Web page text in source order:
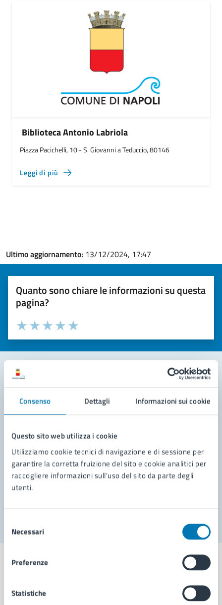
Consenso Dettagli Informazioni sui cookie
Questo sito web utilizza i cookie
Utilizziamo cookie tecnici di navigazione e di sessione per
garantire la corretta fruizione del sito e cookie analitici per
raccogliere informazioni sull'uso del sito da parte degli
utenti.
delNecessari
Preferenze
Statistiche
Biblioteca Antonio Labriola
Piazza Pacichelli, 10 - S. Giovanni a Teduccio, 80146
Leggi di più
Ultimo aggiornamento: 13/12/2024, 17:47
Quanto sono chiare le informazioni su questa
pagina?
Valuta la chiarezza delle informazioni (da 1 a 5 stelle)
Seleziona il numero di stelle per valutare la chiarezza delle
Valuta 5 stelle su 5
Valuta 4 stelle su 5
Valuta 3 stelle su 5
Valuta 2 stelle su 5
Valuta 1 stelle su 5
Leggi le domande frequenti
Richiedi assistenza
Prenota appuntamento
Problemi in città
Comune di Napoli